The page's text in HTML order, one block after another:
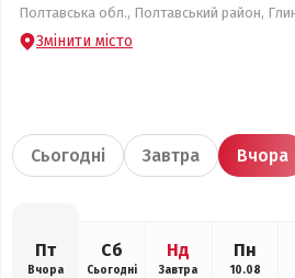
Полтавська обл., Полтавський район,
Змінити місто
Сьогодні Завтра Вчора
Пт
Вчора
Сб
Сьогодні
Нд
Завтра
Пн
10.08